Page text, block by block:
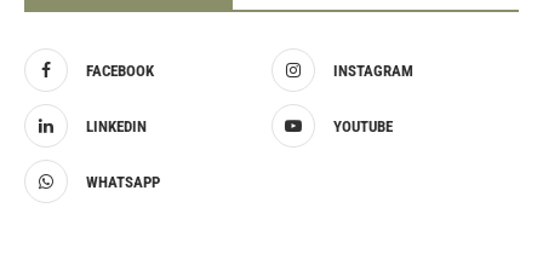
FACEBOOK INSTAGRAM
LINKEDIN YOUTUBE
WHATSAPP